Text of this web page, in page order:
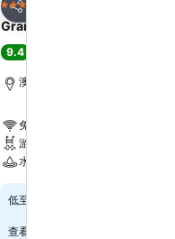
分享
5 星級
Grand Lisboa Palace Macau
9.4
澳門, 距離市中心 7.0 公里
免費 Wi-Fi
游泳池
水療
低至
查看